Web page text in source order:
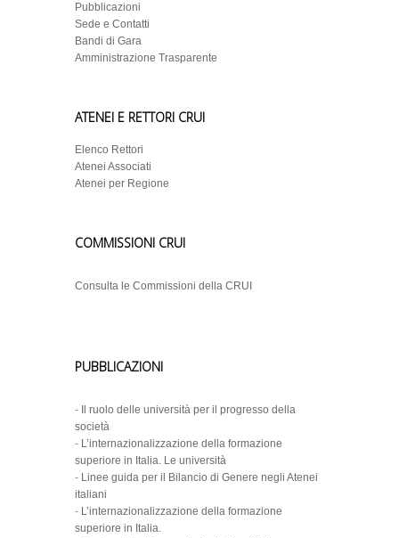
Pubblicazioni
Sede e Contatti
Bandi di Gara
Amministrazione Trasparente
ATENEI E RETTORI CRUI
Elenco Rettori
Atenei Associati
Atenei per Regione
COMMISSIONI CRUI
Consulta le Commissioni della CRUI
PUBBLICAZIONI
-
Il ruolo delle università per il progresso della
società
- L’internazionalizzazione della formazione
superiore in Italia. Le università
- Linee guida per il Bilancio di Genere negli Atenei
italiani
- L’internazionalizzazione della formazione
superiore in Italia.